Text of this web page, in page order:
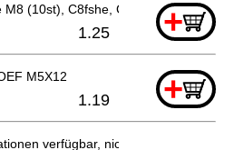
M8 (10st), C8fshe, Cm9by, C8fse
+
1.25
M5X12 +
1.19
verfügbar, nicht bestellbar